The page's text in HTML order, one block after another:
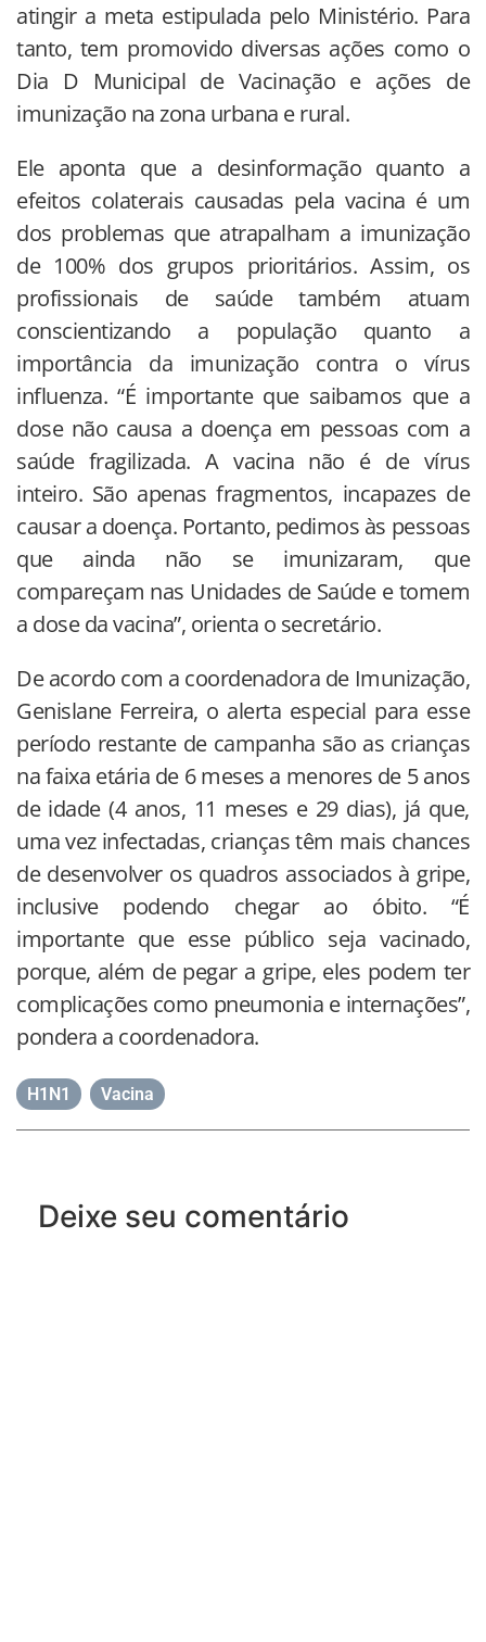
atingir a meta estipulada pelo Ministério. Para
tanto, tem promovido diversas ações como o
Dia D Municipal de Vacinação e ações de
imunização na zona urbana e rural.
Ele aponta que a desinformação quanto a
efeitos colaterais causadas pela vacina é um
dos problemas que atrapalham a imunização
de 100% dos grupos prioritários. Assim, os
profissionais de saúde também atuam
conscientizando a população quanto a
importância da imunização contra o vírus
influenza. “É importante que saibamos que a
dose não causa a doença em pessoas com a
saúde fragilizada. A vacina não é de vírus
inteiro. São apenas fragmentos, incapazes de
causar a doença. Portanto, pedimos às pessoas
que ainda não se imunizaram, que
compareçam nas Unidades de Saúde e tomem
a dose da vacina”, orienta o secretário.
De acordo com a coordenadora de Imunização,
Genislane Ferreira, o alerta especial para esse
período restante de campanha são as crianças
na faixa etária de 6 meses a menores de 5 anos
de idade (4 anos, 11 meses e 29 dias), já que,
uma vez infectadas, crianças têm mais chances
de desenvolver os quadros associados à gripe,
inclusive podendo chegar ao óbito. “É
importante que esse público seja vacinado,
porque, além de pegar a gripe, eles podem ter
complicações como pneumonia e internações”,
pondera a coordenadora.
H1N1 Vacina
Deixe seu comentário